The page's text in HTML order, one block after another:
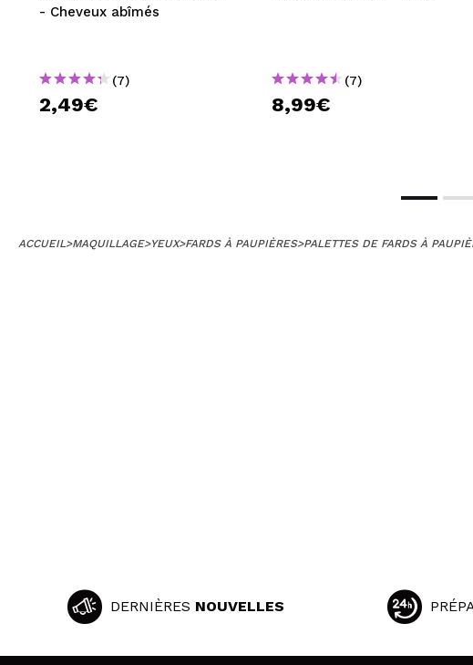
- Cheveux abîmés
(7)
2,49€
(7)
8,99€
ACCUEIL>MAQUILLAGE>YEUX>FARDS À PAUPIÈRES>PALETTES DE FARDS À
DERNIÈRES NOUVELLES